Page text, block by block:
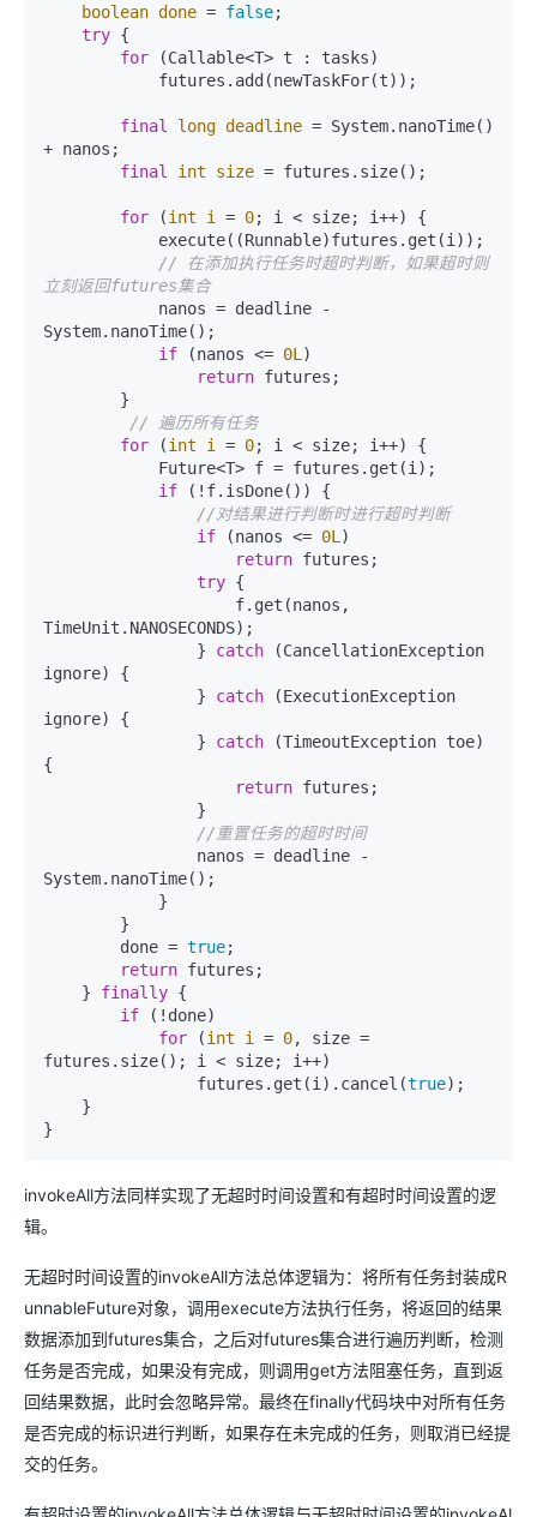
boolean done = false;
try {
for (Callable<T> t : tasks)
final long deadline = System.nanoTime()
+ nanos;
final
int size = futures.size();
for (int i = 0; i < size; i++) {
// 在添加执行任务时超时判断，如果超时则
立刻返回futures集合
System.nanoTime();
if (nanos <= 0L )
return futures;
// 遍历所有任务
for (int i = 0; i < size; i++) {
if (!f.isDone()) {
//对结果进行判断时进行超时判断
if (nanos <= 0L )
return futures;
try {
TimeUnit.NANOSECONDS);
                }
catch (CancellationException
ignore) {
                }
catch (ExecutionException
ignore) {
                }
catch (TimeoutException toe)
{
return futures;
//重置任务的超时时间
System.nanoTime();
        done =
true;
return futures;
    }
finally {
if (!done)
for (int i = 0, size =
futures.size(); i < size; i++)
                futures.get(i).cancel(
true);
}
invokeAll方法同样实现了无超时时间设置和有超时时间设置的逻
辑。
无超时时间设置的invokeAll方法总体逻辑为：将所有任务封装成R
unnableFuture对象，调用execute方法执行任务，将返回的结果
数据添加到futures集合，之后对futures集合进行遍历判断，检测
任务是否完成，如果没有完成，则调用get方法阻塞任务，直到返
回结果数据，此时会忽略异常。最终在finally代码块中对所有任务
是否完成的标识进行判断，如果存在未完成的任务，则取消已经提
交的任务。